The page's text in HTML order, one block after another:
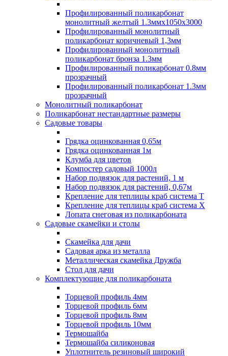
Профилированный поликарбонат
монолитный желтый 1.3ммх1050х3000
Профилированный монолитный
поликарбонат коричневый 1,3мм
Профилированный монолитный
поликарбонат бронза 1.3мм
Профилированный поликарбонат 0.8мм
прозрачный
Профилированный поликарбонат 1.3мм
прозрачный
Монолитный поликарбонат
Поликарбонат нестандартные размеры
Садовые товары
Грядка оцинкованная 0,65м
Грядка оцинкованная 1м
Клумба для цветов
Компостер садовый 1000л
Набор подвязок для растений, 1 м
Набор подвязок для растений, 0,67м
Крепление для теплицы краб система Т
Крепление для теплицы краб система Х
Лопата снеговая из поликарбоната
Садовые скамейки и столы
Скамейка для дачи
Садовая арка из металла
Металлическая скамейка Дружба
Стол для дачи
Комплектующие для поликарбоната
Торцевой профиль 4мм
Торцевой профиль 6мм
Торцевой профиль 8мм
Торцевой профиль 10мм
Термошайба
Термошайба силиконовая
Уплотнитель резиновый широкий